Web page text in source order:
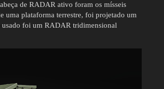
de RADAR ativo foram os mísseis
uma plataforma terrestre, foi projetado um
usado foi um RADAR tridimensional